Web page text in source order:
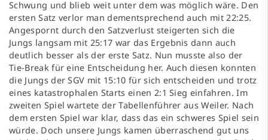
Schwung und blieb weit unter dem was möglich wäre. Den
ersten Satz verlor man dementsprechend auch mit 22:25.
Angespornt durch den Satzverlust steigerten sich die
Jungs langsam mit 25:17 war das Ergebnis dann auch
deutlich besser als der erste Satz. Nun musste also der
Tie-Break für eine Entscheidung her. Auch diesen konnten
die Jungs der SGV mit 15:10 für sich entscheiden und trotz
eines katastrophalen Starts einen 2:1 Sieg einfahren. Im
zweiten Spiel wartete der Tabellenführer aus Weiler. Nach
dem ersten Spiel war klar, dass das ein schweres Spiel sein
würde. Doch unsere Jungs kamen überraschend gut uns